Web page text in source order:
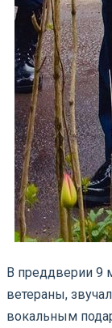
В преддверии 9
ветераны,
вокальным